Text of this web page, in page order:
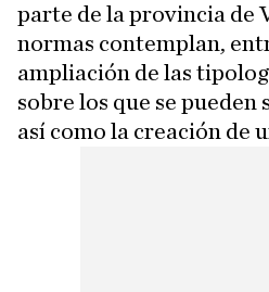
parte de la provincia de
normas contemplan,
ampliación de las
sobre los que se
así como la creación de